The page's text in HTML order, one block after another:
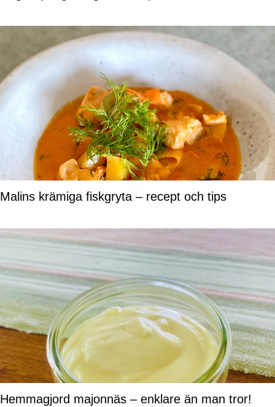
Malins krämiga fiskgryta – recept och tips
Hemmagjord majonnäs – enklare än man tror!